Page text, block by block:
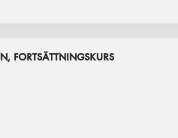
FORTSÄTTNINGSKURS